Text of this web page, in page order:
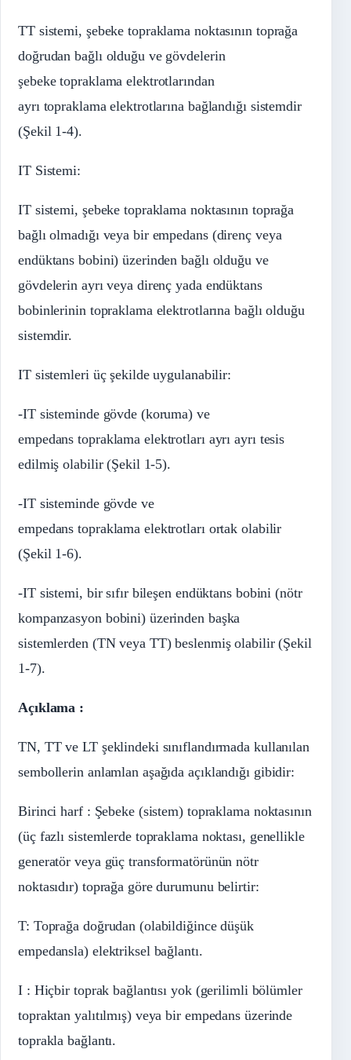
TT sistemi, şebeke topraklama noktasının toprağa
doğrudan bağlı olduğu ve gövdelerin
şebeke topraklama elektrotlarından
ayrı topraklama elektrotlarına bağlandığı sistemdir
(Şekil 1-4).
IT Sistemi:
IT sistemi, şebeke topraklama noktasının toprağa
bağlı olmadığı veya bir empedans (direnç veya
endüktans bobini) üzerinden bağlı olduğu ve
gövdelerin ayrı veya direnç yada endüktans
bobinlerinin topraklama elektrotlarına bağlı olduğu
sistemdir.
IT sistemleri üç şekilde uygulanabilir:
-IT sisteminde gövde (koruma) ve
empedans topraklama elektrotları ayrı ayrı tesis
edilmiş olabilir (Şekil 1-5).
-IT sisteminde gövde ve
empedans topraklama elektrotları ortak olabilir
(Şekil 1-6).
-IT sistemi, bir sıfır bileşen endüktans bobini (nötr
kompanzasyon bobini) üzerinden başka
sistemlerden (TN veya TT) beslenmiş olabilir (Şekil
1-7).
Açıklama :
TN, TT ve LT şeklindeki sınıflandırmada kullanılan
sembollerin anlamlan aşağıda açıklandığı gibidir:
Birinci harf : Şebeke (sistem) topraklama noktasının
(üç fazlı sistemlerde topraklama noktası, genellikle
generatör veya güç transformatörünün nötr
noktasıdır) toprağa göre durumunu belirtir:
T: Toprağa doğrudan (olabildiğince düşük
empedansla) elektriksel bağlantı.
I : Hiçbir toprak bağlantısı yok (gerilimli bölümler
topraktan yalıtılmış) veya bir empedans üzerinde
toprakla bağlantı.